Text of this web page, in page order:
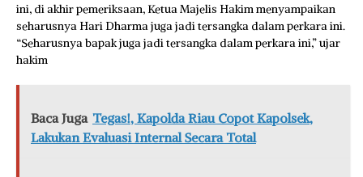
ini, di akhir pemeriksaan, Ketua Majelis Hakim menyampaikan
seharusnya Hari Dharma juga jadi tersangka dalam perkara ini.
“Seharusnya bapak juga jadi tersangka dalam perkara ini,” ujar
hakim
Baca Juga Tegas!, Kapolda Riau Copot Kapolsek,
Lakukan Evaluasi Internal Secara Total